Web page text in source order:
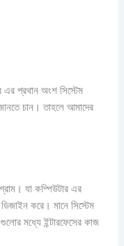
প্রথান অংশ সিস্টেম
চান। তাহলে আমাদের
যা কম্পিউটার এর
করে। মানে সিস্টেম
মধ্যে ইন্টারফেসের কাজ